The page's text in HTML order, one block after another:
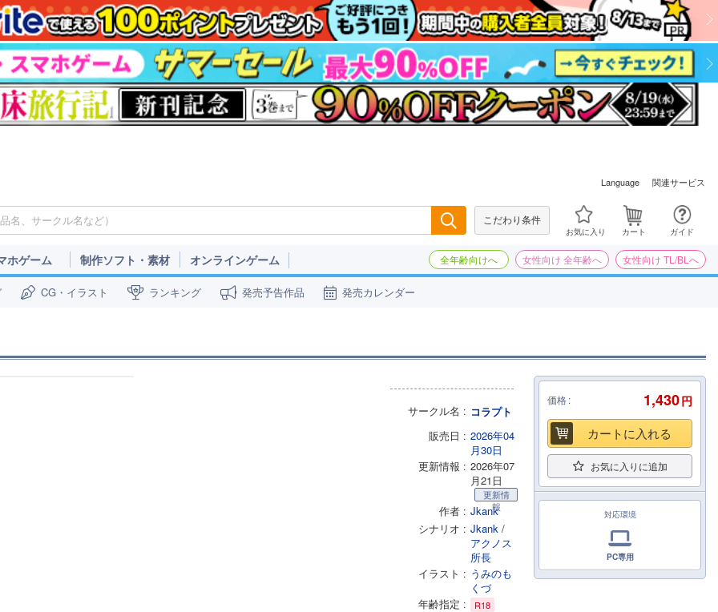
Language 関連サービス
こだわり条件
お気に入り カート ガイド
ホゲーム 制作ソフト・素材 オンラインゲーム 全年齢向けへ 女性向け 全年齢へ 女性向け TL/BLへ
CG・イラスト ランキング 発売予告作品 発売カレンダー
サークル名
コラプト
販売日
2026年04
月30日
更新情報
2026年07
月21日
更新情
報
作者
Jkank
シナリオ
Jkank /
アクノス
所長
イラスト
うみのも
くづ
年齢指定
R18
価格 1,430円
カートに入れる
お気に入りに追加
対応環境
PC専用